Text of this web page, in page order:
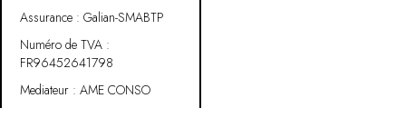
Assurance : Galian-SMABTP
Numéro de TVA :
FR96452641798
Mediateur : AME CONSO